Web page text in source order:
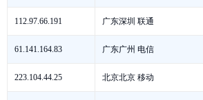
112.97.66.191 广东深圳 联通
61.141.164.83 广东广州 电信
223.104.44.25 北京北京 移动